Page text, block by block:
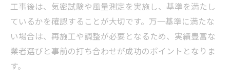
工事後は、気密試験や風量測定を実施し、基準を満たし
ているかを確認することが大切です。万一基準に満たな
い場合は、再施工や調整が必要となるため、実績豊富な
業者選びと事前の打ち合わせが成功のポイントとなりま
す。